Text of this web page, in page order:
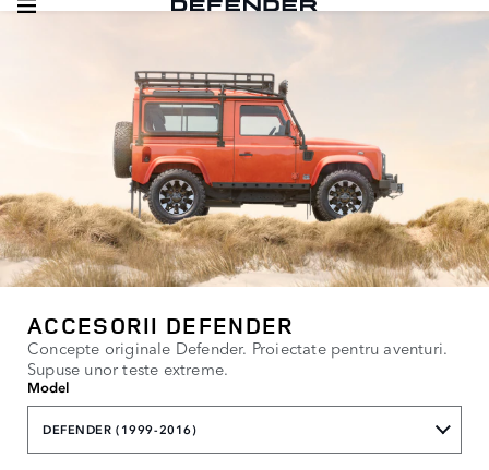
ACCESORII DEFENDER
Concepte originale Defender. Proiectate pentru aventuri.
Supuse unor teste extreme.
Model
DEFENDER (1999-2016)